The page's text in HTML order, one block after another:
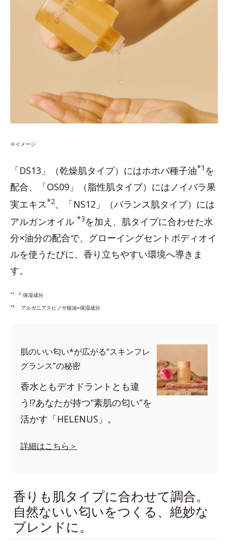
※イメージ
「DS13」（乾燥肌タイプ）にはホホバ種子油*1 を
配合、「OS09」（脂性肌タイプ）にはノイバラ果
実エキス*2、「NS12」（バランス肌タイプ）には
アルガンオイル *3を加え、肌タイプに合わせた水
分×油分の配合で、グローイングセントボディオイ
ルを使うたびに、香り立ちやすい環境へ導きま
す。
*1、2 保湿成分
*3 アルガニアスピノサ核油=保湿成分
肌のいい匂い*が広がる“スキンフレ
グランス”の秘密
香水ともデオドラントとも違
う!?あなたが持つ“素肌の匂い”を
活かす「HELENUS」。
詳細はこちら＞
香りも肌タイプに合わせて調合。
自然ないい匂いをつくる、絶妙な
ブレンドに。